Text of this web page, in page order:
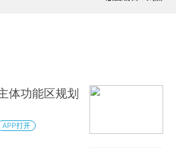
体功能区规划
APP打开